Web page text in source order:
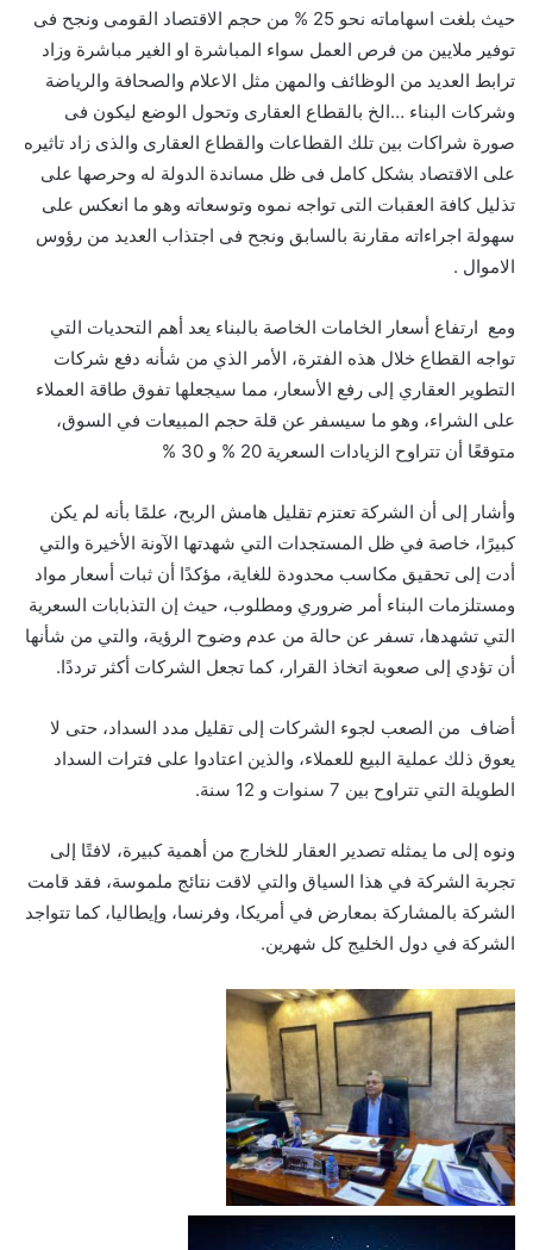
حيث بلغت اسهاماته نحو 25 % من حجم الاقتصاد القومى ونجح فى
توفير ملايين من فرص العمل سواء المباشرة او الغير مباشرة وزاد
ترابط العديد من الوظائف والمهن مثل الاعلام والصحافة والرياضة
وشركات البناء …الخ بالقطاع العقارى وتحول الوضع ليكون فى
صورة شراكات بين تلك القطاعات والقطاع العقارى والذى زاد تاثيره
على الاقتصاد بشكل كامل فى ظل مساندة الدولة له وحرصها على
تذليل كافة العقبات التى تواجه نموه وتوسعاته وهو ما انعكس على
سهولة اجراءاته مقارنة بالسابق ونجح فى اجتذاب العديد من رؤوس
الاموال .
ومع ارتفاع أسعار الخامات الخاصة بالبناء يعد أهم التحديات التي
تواجه القطاع خلال هذه الفترة، الأمر الذي من شأنه دفع شركات
التطوير العقاري إلى رفع الأسعار، مما سيجعلها تفوق طاقة العملاء
على الشراء، وهو ما سيسفر عن قلة حجم المبيعات في السوق،
متوقعًا أن تتراوح الزيادات السعرية 20 % و 30 %
وأشار إلى أن الشركة تعتزم تقليل هامش الربح، علمًا بأنه لم يكن
كبيرًا، خاصة في ظل المستجدات التي شهدتها الآونة الأخيرة والتي
أدت إلى تحقيق مكاسب محدودة للغاية، مؤكدًا أن ثبات أسعار مواد
ومستلزمات البناء أمر ضروري ومطلوب، حيث إن التذبابات السعرية
التي تشهدها، تسفر عن حالة من عدم وضوح الرؤية، والتي من شأنها
أن تؤدي إلى صعوبة اتخاذ القرار، كما تجعل الشركات أكثر ترددًا.
أضاف من الصعب لجوء الشركات إلى تقليل مدد السداد، حتى لا
يعوق ذلك عملية البيع للعملاء، والذين اعتادوا على فترات السداد
الطويلة التي تتراوح بين 7 سنوات و 12 سنة.
ونوه إلى ما يمثله تصدير العقار للخارج من أهمية كبيرة، لافتًا إلى
تجربة الشركة في هذا السياق والتي لاقت نتائج ملموسة، فقد قامت
الشركة بالمشاركة بمعارض في أمريكا، وفرنسا، وإيطاليا، كما تتواجد
الشركة في دول الخليج كل شهرين.